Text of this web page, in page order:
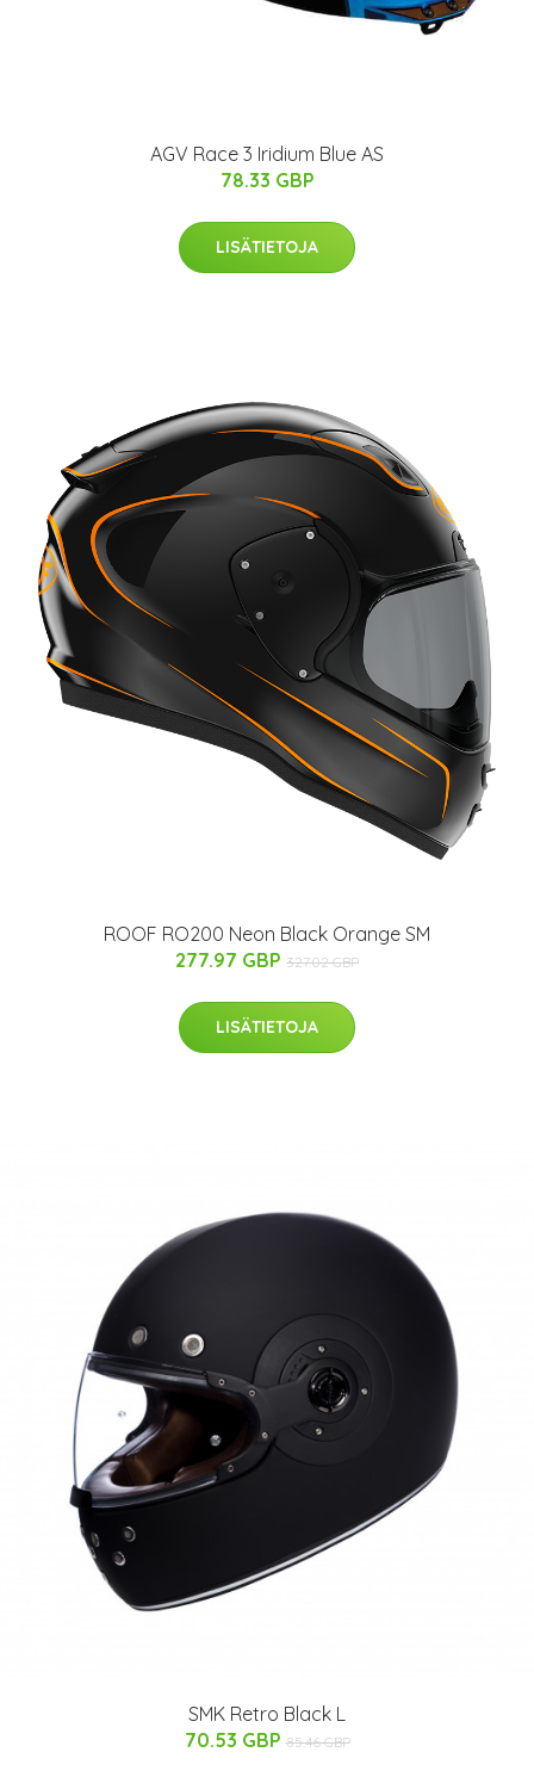
AGV Race 3 Iridium Blue AS
78.33 GBP
LISÄTIETOJA
ROOF RO200 Neon Black Orange SM
277.97 GBP 327.02 GBP
LISÄTIETOJA
SMK Retro Black L
70.53 GBP 85.46 GBP